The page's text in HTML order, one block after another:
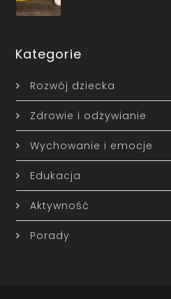
Kategorie
Rozwój dziecka
Zdrowie i odżywianie
Wychowanie i emocje
Edukacja
Aktywność
Porady